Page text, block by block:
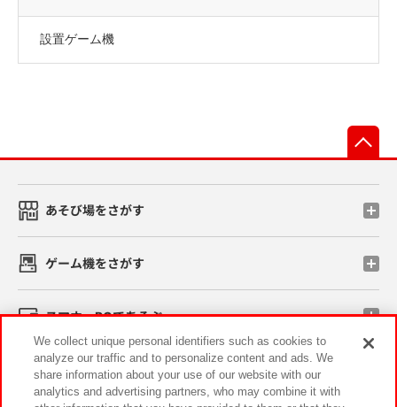
設置ゲーム機
あそび場をさがす
ゲーム機をさがす
スマホ・PCであそぶ
イベント・キャンペーン
We collect unique personal identifiers such as cookies to
analyze our traffic and to personalize content and ads. We
share information about your use of our website with our
analytics and advertising partners, who may combine it with